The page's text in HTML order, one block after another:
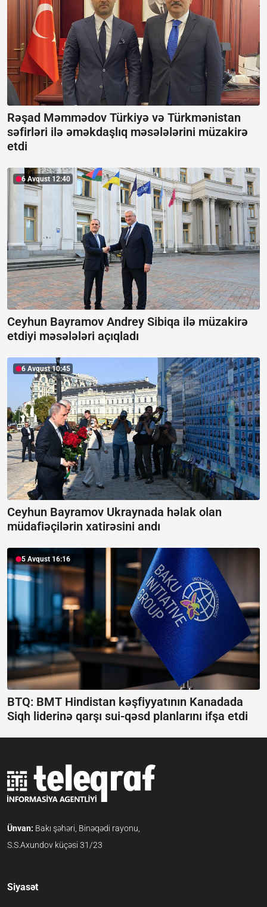
Rəşad Məmmədov Türkiyə və Türkmənistan
səfirləri ilə əməkdaşlıq məsələlərini müzakirə
etdi
6 Avqust 12:40
Ceyhun Bayramov Andrey Sibiqa ilə müzakirə
etdiyi məsələləri açıqladı
6 Avqust 10:45
Ceyhun Bayramov Ukraynada həlak olan
müdafiəçilərin xatirəsini andı
5 Avqust 16:16
BTQ: BMT Hindistan kəşfiyyatının Kanadada
Siqh liderinə qarşı sui-qəsd planlarını ifşa etdi
Ünvan: Bakı şəhəri, Binəqədi rayonu,
S.S.Axundov küçəsi 31/23
Siyasət